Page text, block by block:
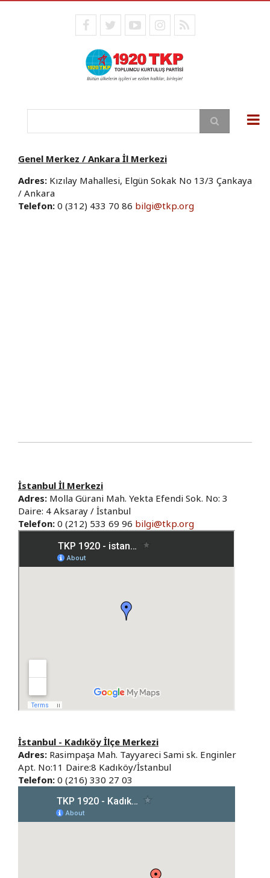
facebooktwitteryoutubeinstagram
RSS
Search
Genel Merkez / Ankara İl Merkezi
Adres: Kızılay Mahallesi, Elgün Sokak No 13/3 Çankaya
/ Ankara
Telefon: 0 (312) 433 70 86 bilgi@tkp.org
İstanbul İl Merkezi
Adres: Molla Gürani Mah. Yekta Efendi Sok. No: 3
Daire: 4 Aksaray / İstanbul
Telefon: 0 (212) 533 69 96 bilgi@tkp.org
İstanbul - Kadıköy İlçe Merkezi
Adres: Rasimpaşa Mah. Tayyareci Sami sk. Enginler
Apt. No:11 Daire:8 Kadıköy/İstanbul
Telefon: 0 (216) 330 27 03